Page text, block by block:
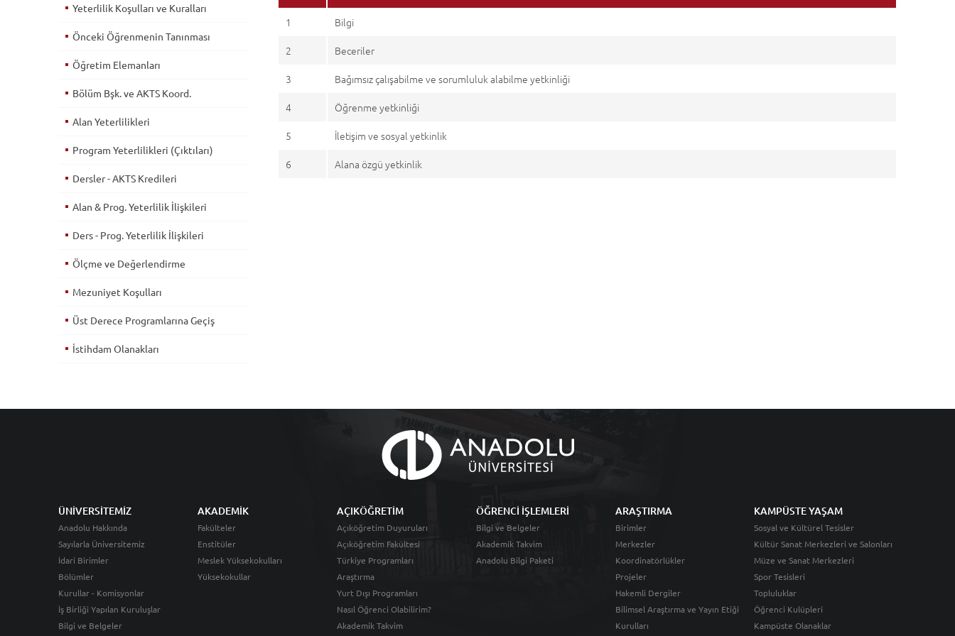
1
Bilgi
2
Beceriler
3
Bağımsız çalışabilme ve sorumluluk alabilme yetkinliği
4
Öğrenme yetkinliği
5
İletişim ve sosyal yetkinlik
6
Alana özgü yetkinlik
Yeterlilik Koşulları ve Kuralları
Önceki Öğrenmenin Tanınması
Öğretim Elemanları
Bölüm Bşk. ve AKTS Koord.
Alan Yeterlilikleri
Program Yeterlilikleri (Çıktıları)
Dersler - AKTS Kredileri
Alan & Prog. Yeterlilik İlişkileri
Ders - Prog. Yeterlilik İlişkileri
Ölçme ve Değerlendirme
Mezuniyet Koşulları
Üst Derece Programlarına Geçiş
İstihdam Olanakları
ÜNİVERSİTEMİZ
Anadolu Hakkında
Sayılarla Üniversitemiz
İdari Birimler
Bölümler
Kurullar - Komisyonlar
İş Birliği Yapılan Kuruluşlar
Bilgi ve Belgeler
AKADEMİK
Fakülteler
Enstitüler
Meslek Yüksekokulları
Yüksekokullar
AÇIKÖĞRETİM
Açıköğretim Duyuruları
Açıköğretim Fakültesi
Türkiye Programları
Araştırma
Yurt Dışı Programları
Nasıl Öğrenci Olabilirim?
Akademik Takvim
ÖĞRENCİ İŞLEMLERİ
Bilgi ve Belgeler
Akademik Takvim
Anadolu Bilgi Paketi
ARAŞTIRMA
Birimler
Merkezler
Koordinatörlükler
Projeler
Hakemli Dergiler
Bilimsel Araştırma ve Yayın Etiği
Kurulları
KAMPÜSTE YAŞAM
Sosyal ve Kültürel Tesisler
Kültür Sanat Merkezleri ve Salonları
Müze ve Sanat Merkezleri
Spor Tesisleri
Topluluklar
Öğrenci Kulüpleri
Kampüste Olanaklar